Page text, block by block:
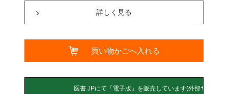
詳しく見る
買い物かごへ入れる